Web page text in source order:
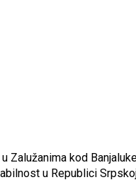
Zalužanima kod
u Republici